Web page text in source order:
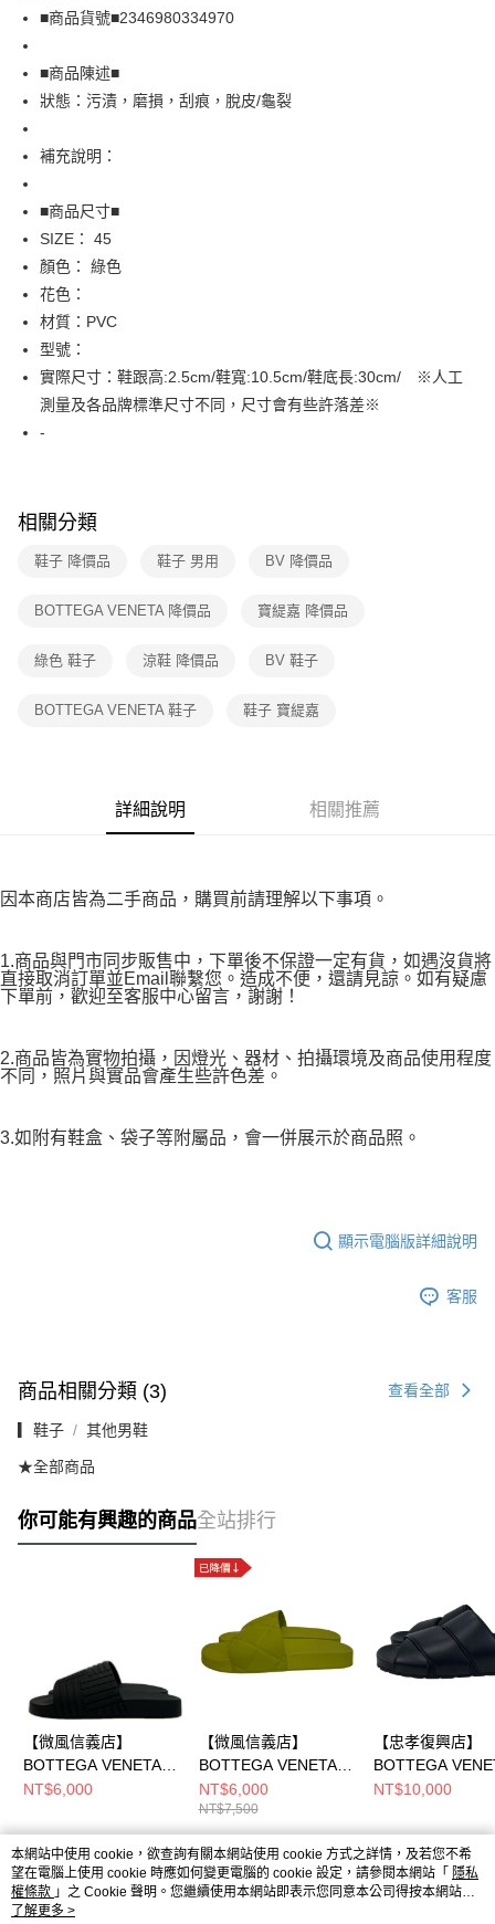
Apple Pay
街口支付
悠遊付
全盈+PAY
相關說明
AFTEE先享後付是「在收到商品之後才付款」的支付方式。 讓您購物簡單
便利好安心！
１．簡單：不需註冊會員、不需綁卡、不需儲值。
２．便利：只要手機號碼，簡訊認證，即可結帳。
３．安心：先確認商品／服務後，再付款。
【「AFTEE先享後付」結帳流程】
１．於結帳方式選擇「AFTEE先享後付」後，將跳轉至「AFTEE先享後付」
結帳頁面，進行簡訊認證並確認金額後，即可完成結帳。
後付繳納相關費用。
是否繳費成功／繳費後需取消欲退款等相關疑問，請聯繫「AFTEE先享後付
易，需依本服務之必要範圍內提供個人資料，並將交易相關給付款項請求債
２．關於個人資料處理事宜，請瀏覽以下網址：
４．使用「AFTEE先享後付」時，將依據個別帳號之用戶狀況，依本公司即
運送方式
全家取貨付款
免運費
免運費
7-11取貨付款
免運費
免運費
■商品貨號■2346980334970
■商品陳述■
狀態：污漬，磨損，刮痕，脫皮/龜裂
補充說明：
■商品尺寸■
SIZE： 45
顏色： 綠色
花色：
材質：PVC
型號：
實際尺寸：鞋跟高:2.5cm/鞋寬:10.5cm/鞋底長:30cm/ ※人工
測量及各品牌標準尺寸不同，尺寸會有些許落差※
-
相關分類
鞋子 降價品 鞋子 男用 BV 降價品
BOTTEGA VENETA 降價品 寶緹嘉 降價品
綠色 鞋子 涼鞋 降價品 BV 鞋子
BOTTEGA VENETA 鞋子 鞋子 寶緹嘉
詳細說明 相關推薦
因本商店皆為二手商品，購買前請理解以下事項。
1.商品與門市同步販售中，下單後不保證一定有貨，如遇沒貨將
直接取消訂單並Email聯繫您。造成不便，還請見諒。如有疑慮
下單前，歡迎至客服中心留言，謝謝！
2.商品皆為實物拍攝，因燈光、器材、拍攝環境及商品使用程度
不同，照片與實品會產生些許色差。
3.如附有鞋盒、袋子等附屬品，會一併展示於商品照。
顯示電腦版詳細說明
客服
商品相關分類 (3) 查看全部
▎鞋子 其他男鞋
★全部商品
你可能有興趣的商品全站排行
【微風信義店】
BOTTEGA VENETA/
涼鞋/41/
NT$6,000
【微風信義店】
BOTTEGA VENETA/
涼鞋/42/
NT$6,000
NT$7,500
【忠孝復興店】
BOTTEGA
涼鞋/44/
NT$10,000
熱門標籤
本網站中使用 cookie，欲查詢有關本網站使用 cookie 方式之詳情，及若您不希
望在電腦上使用 cookie 時應如何變更電腦的 cookie 設定，請參閱本網站「 隱私
權條款 」之 Cookie 聲明。您繼續使用本網站即表示您同意本公司得按本網站使
用條款之 Cookie 聲明使用 cookie。
了解更多 >